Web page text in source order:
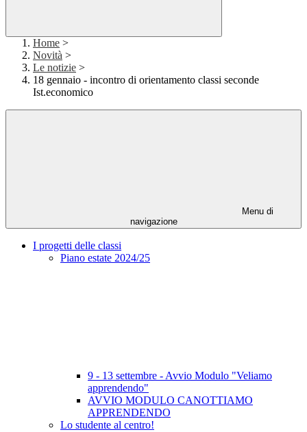
Home >
Novità >
Le notizie >
18 gennaio - incontro di orientamento classi seconde
Ist.economico
Menu di
navigazione
I progetti delle classi
Piano estate 2024/25
9 - 13 settembre - Avvio Modulo "Veliamo
apprendendo"
AVVIO MODULO CANOTTIAMO
APPRENDENDO
Lo studente al centro!